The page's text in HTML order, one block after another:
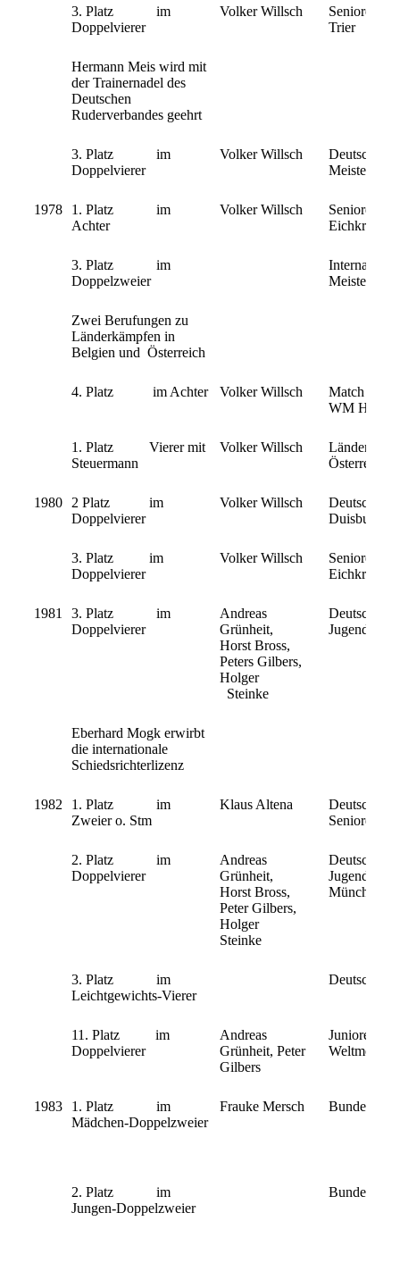
3. Platz im
Doppelvierer
Volker Willsch
Senioren
Trier
Hermann Meis wird mit
der Trainernadel des
Deutschen
Ruderverbandes geehrt
3. Platz im
Doppelvierer
Volker Willsch
Deutsche
1978
1. Platz im
Achter
Volker Willsch
Senioren
3. Platz im
Doppelzweier
Zwei Berufungen zu
Länderkämpfen in
Belgien und Österreich
4. Platz im Achter Volker Willsch
Match de
WM
1. Platz Vierer mit
Steuermann
Volker Willsch
Österreich
1980
2 Platz im
Doppelvierer
Volker Willsch
Deutsche
Duisburg
3. Platz im
Doppelvierer
Volker Willsch
Senioren
1981
3. Platz im
Doppelvierer
Andreas
Grünheit,
Horst Bross,
Peters Gilbers,
Holger
Steinke
Deutsche
Eberhard Mogk erwirbt
die internationale
Schiedsrichterlizenz
1982
1. Platz im
Zweier o. Stm
Klaus Altena
Deutsche
2. Platz im
Doppelvierer
Andreas
Grünheit,
Horst Bross,
Peter Gilbers,
Holger
Steinke
Deutsche
München
3. Platz im
Leichtgewichts-Vierer
Deutsche
11. Platz im
Doppelvierer
Andreas
Grünheit, Peter
Gilbers
Junioren
1983
1. Platz im
Mädchen-Doppelzweier
Frauke Mersch
2. Platz im
Jungen-Doppelzweier